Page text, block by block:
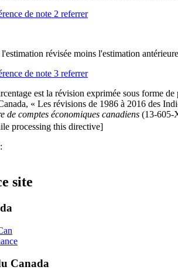
de note 2 referrer
révisée moins l'estimation
de note 3 referrer
est la révision exprimée sous forme
« Les révisions de 1986 à 2016 des
de comptes économiques canadiens (13-605-
processing this directive]
site
Canada